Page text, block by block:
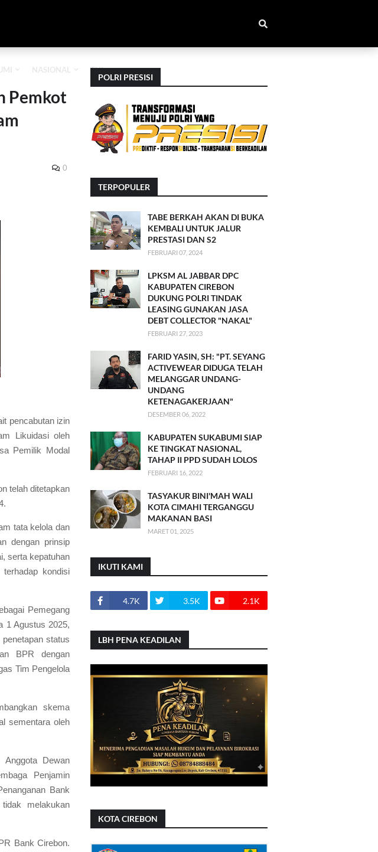
NASIONAL TNI
Pemkot
0
pencabutan izin
Likuidasi oleh
Pemilik Modal
telah ditetapkan
tata kelola dan
dengan prinsip
serta kepatuhan
kondisi
Pemegang
1 Agustus 2025,
status
BPR dengan
Tim Pengelola
skema
sementara oleh
Anggota Dewan
Penjamin
Bank
melakukan
Bank Cirebon.
POLRI PRESISI
TERPOPULER
TABE BERKAH AKAN DI BUKA
KEMBALI UNTUK JALUR
PRESTASI DAN S2
FEBRUARI 07, 2024
LPKSM AL JABBAR DPC
KABUPATEN CIREBON
DUKUNG POLRI TINDAK
LEASING GUNAKAN JASA
DEBT COLLECTOR "NAKAL"
FEBRUARI 27, 2023
FARID YASIN, SH: "PT. SEYANG
ACTIVEWEAR DIDUGA TELAH
MELANGGAR UNDANG-
UNDANG
KETENAGAKERJAAN"
DESEMBER 06, 2022
KABUPATEN SUKABUMI SIAP
KE TINGKAT NASIONAL,
TAHAP II PPD SUDAH LOLOS
FEBRUARI 16, 2022
TASYAKUR BINI'MAH WALI
KOTA CIMAHI TERGANGGU
MAKANAN BASI
MARET 01, 2025
IKUTI KAMI
4.7K 3.5K 2.1K
LBH PENA KEADILAN
KOTA CIREBON